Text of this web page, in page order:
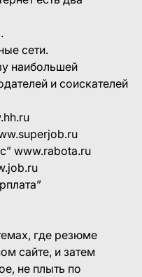
сети.
наибольшей
и соискателей
www.rabota.ru
где резюме
сайте, и затем
не плыть по